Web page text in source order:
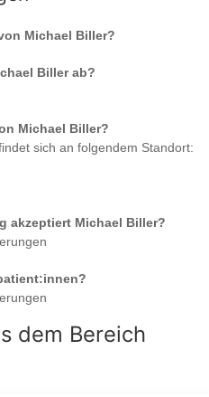
Michael Biller?
Billerab?
Michael Biller?
sich an folgendem Standort:
akzeptiert Michael Biller?
dem Bereich